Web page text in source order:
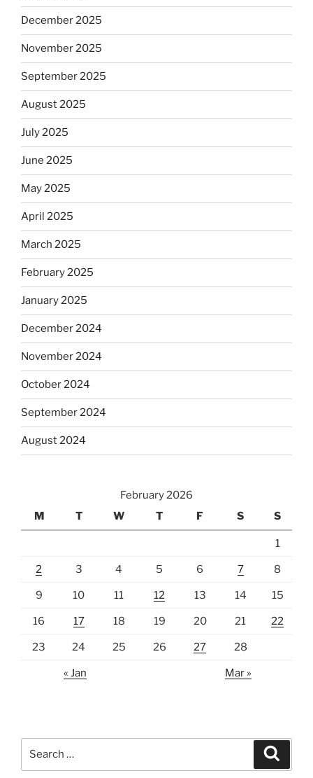
December 2025
November 2025
September 2025
August 2025
July 2025
June 2025
May 2025
April 2025
March 2025
February 2025
January 2025
December 2024
November 2024
October 2024
September 2024
August 2024
February 2026
M
T W T F S S
1
2 3 4 5 6 7 8
9 10 11 12 13 14 15
16 17 18 19 20 21 22
23 24 25 26 27 28
« Jan Mar »